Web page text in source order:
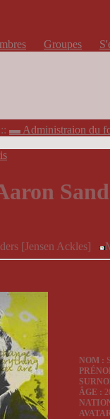
Groupes
:: ▬ Administraion du
[Jensen Ackles]
NOM :
ÂGE :